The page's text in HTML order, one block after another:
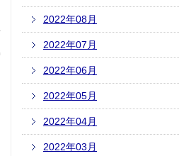
2022年08月
2022年07月
2022年06月
2022年05月
2022年04月
2022年03月